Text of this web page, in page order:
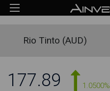
Rio Tinto (AUD)
177.89 1.0500%